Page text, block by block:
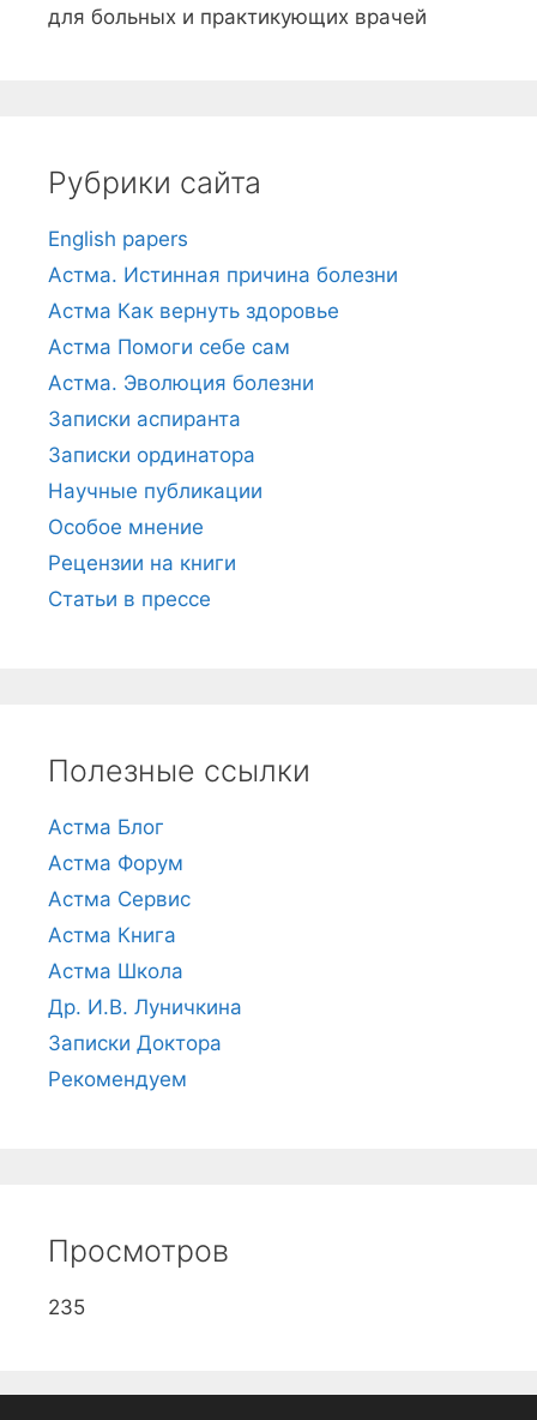
для больных и практикующих врачей
Рубрики сайта
English papers
Астма. Истинная причина болезни
Астма Как вернуть здоровье
Астма Помоги себе сам
Астма. Эволюция болезни
Записки аспиранта
Записки ординатора
Научные публикации
Особое мнение
Рецензии на книги
Статьи в прессе
Полезные ссылки
Астма Блог
Астма Форум
Астма Сервис
Астма Книга
Астма Школа
Др. И.В. Луничкина
Записки Доктора
Рекомендуем
Просмотров
235